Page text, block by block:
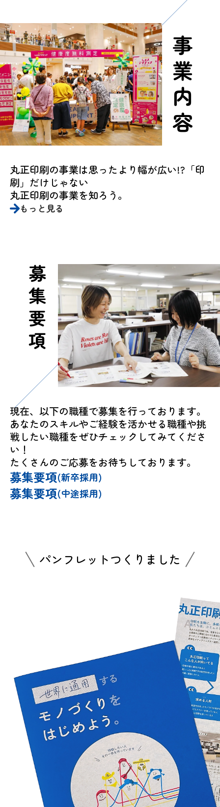
事業内容
丸正印刷の事業は思ったより幅が広い!?「印
刷」だけじゃない
丸正印刷の事業を知ろう。
もっと見る
募集要項
現在、以下の職種で募集を行っております。
あなたのスキルやご経験を活かせる職種や挑
戦したい職種をぜひチェックしてみてくださ
い！
たくさんのご応募をお待ちしております。
募集要項(新卒採用)
募集要項(中途採用)
パンフレットつくりました